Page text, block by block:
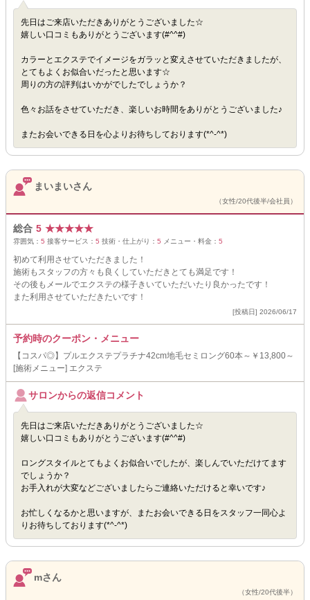
先日はご来店いただきありがとうございました☆
嬉しい口コミもありがとうございます(#^^#)
カラーとエクステでイメージをガラッと変えさせていただきましたが、
とてもよくお似合いだったと思います☆
周りの方の評判はいかがでしたでしょうか？
色々お話をさせていただき、楽しいお時間をありがとうございました♪
またお会いできる日を心よりお待ちしております(*^-^*)
まいまいさん
（女性/20代後半/会社員）
総合 5 ★★★★★
雰囲気： 5 接客サービス： 5 技術・仕上がり： 5 メニュー・料金： 5
初めて利用させていただきました！
施術もスタッフの方々も良くしていただきとても満足です！
その後もメールでエクステの様子きいていただいたり良かったです！
また利用させていただきたいです！
[投稿日] 2026/06/17
予約時のクーポン・メニュー
【コスパ◎】プルエクステプラチナ42cm地毛セミロング60本～￥13,800～
[施術メニュー] エクステ
サロンからの返信コメント
先日はご来店いただきありがとうございました☆
嬉しい口コミもありがとうございます(#^^#)
ロングスタイルとてもよくお似合いでしたが、楽しんでいただけてます
でしょうか？
お手入れが大変などございましたらご連絡いただけると幸いです♪
お忙しくなるかと思いますが、またお会いできる日をスタッフ一同心よ
りお待ちしております(*^-^*)
mさん
（女性/20代後半）